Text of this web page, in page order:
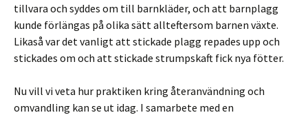
tillvara och syddes om till barnkläder, och att barnplagg
kunde förlängas på olika sätt allteftersom barnen växte.
Likaså var det vanligt att stickade plagg repades upp och
stickades om och att stickade strumpskaft fick nya fötter.
Nu vill vi veta hur praktiken kring återanvändning och
omvandling kan se ut idag. I samarbete med en